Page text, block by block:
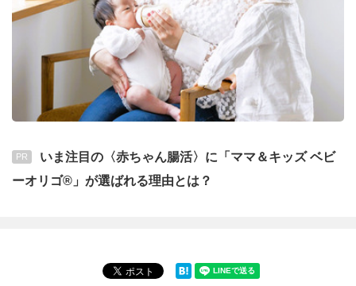
PR
いま注目の〈赤ちゃん腸活〉に「ママ＆キッズ ベビ
ーオリゴ®」が選ばれる理由とは？